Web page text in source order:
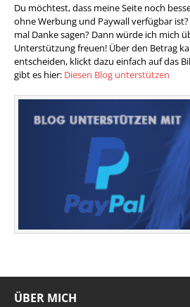
Du möchtest, dass meine Seite noch
ohne Werbung und Paywall verfügbar
mal Danke sagen? Dann würde ich mich
Unterstützung freuen! Über den Betrag
entscheiden, klickt dazu einfach auf das
gibt es hier: Diesen Blog unterstützen
ÜBER MICH